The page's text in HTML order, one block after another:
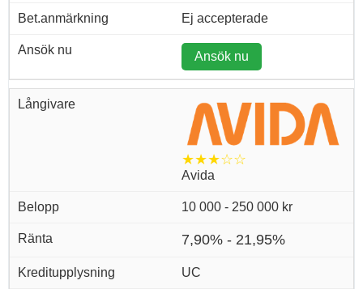
Ej accepterade
Ansök nu
★★★☆☆
Avida
10 000 - 250 000 kr
7,90% - 21,95%
UC